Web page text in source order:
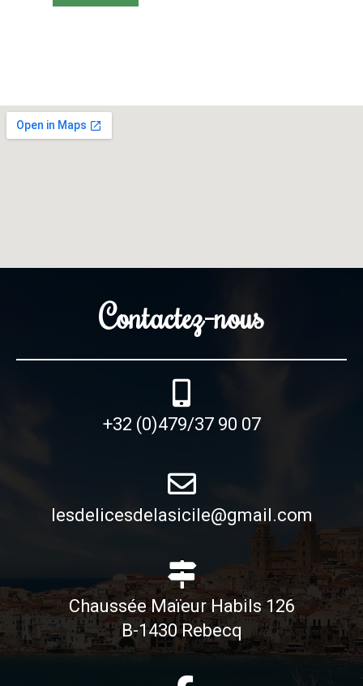
Contactez-nous
+32 (0)479/37 90 07
lesdelicesdelasicile@gmail.com
Chaussée Maïeur Habils 126
B-1430 Rebecq